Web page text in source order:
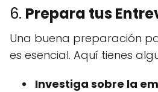
6. Prepara tus
Una buena preparación
es esencial. Aquí tienes
Investiga sobre la